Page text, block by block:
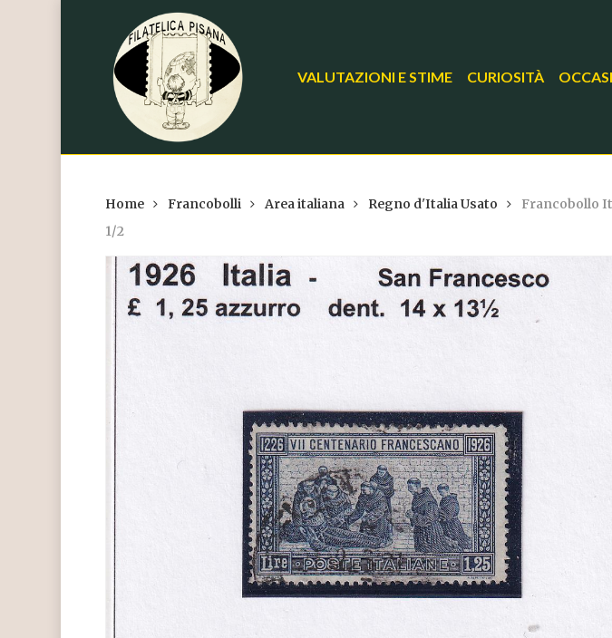
Hit enter to search or ESC to close
VALUTAZIONI E STIME CURIOSITÀ
Home Francobolli Area italiana Regno d'Italia Usato
Francobollo
1/2